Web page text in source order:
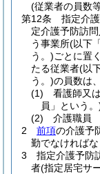
(従業者の員数
第12条
指定介
定介護予防訪
う事業所(以下
う。)ごとに置
たる従業者(以
う。)の員数は
(1)
看護師又
員」という。
(2)
介護職員
2
前項の介護予
勤でなければな
3
指定介護予防
者(指定居宅サ